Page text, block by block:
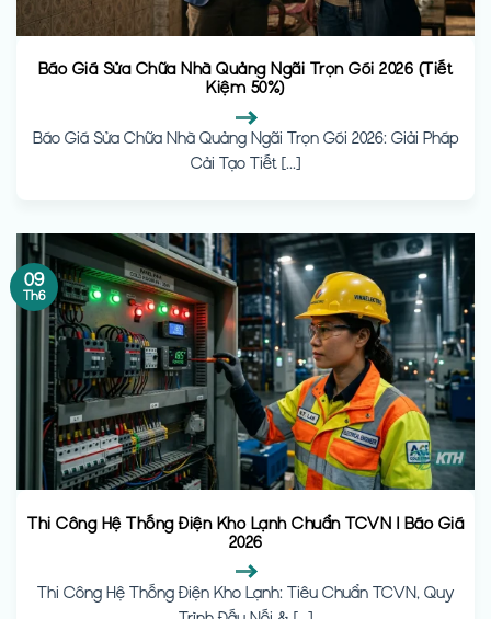
Báo Giá Sửa Chữa Nhà Quảng Ngãi Trọn Gói 2026 (Tiết
Kiệm 50%)
Báo Giá Sửa Chữa Nhà Quảng Ngãi Trọn Gói 2026: Giải Pháp
Cải Tạo Tiết [...]
Thi Công Hệ Thống Điện Kho Lạnh Chuẩn TCVN | Báo Giá
2026
Thi Công Hệ Thống Điện Kho Lạnh: Tiêu Chuẩn TCVN, Quy
09
Th6